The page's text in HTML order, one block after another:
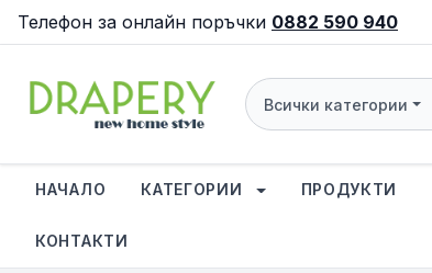
Телефон за онлайн поръчки 0882 590 940
Всички категории
НАЧАЛО КАТЕГОРИИ ПРОДУКТИ
КОНТАКТИ